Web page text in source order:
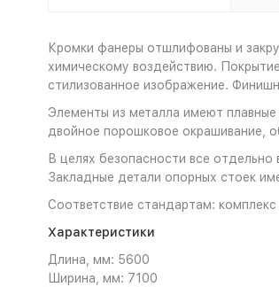
Кромки фанеры отшлифованы и
химическому воздействию.
стилизованное изображение.
Элементы из металла имеют плавные
двойное порошковое окрашивание,
В целях безопасности все
Закладные детали опорных стоек
Соответствие стандартам:
Характеристики
Длина, мм: 5600
Ширина, мм: 7100